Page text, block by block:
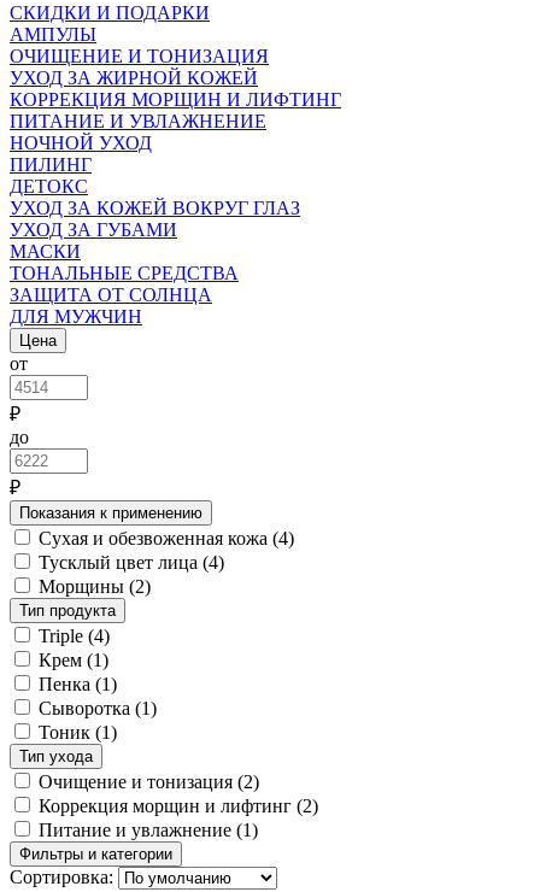
СКИДКИ И ПОДАРКИ
АМПУЛЫ
ОЧИЩЕНИЕ И ТОНИЗАЦИЯ
УХОД ЗА ЖИРНОЙ КОЖЕЙ
КОРРЕКЦИЯ МОРЩИН И ЛИФТИНГ
ПИТАНИЕ И УВЛАЖНЕНИЕ
НОЧНОЙ УХОД
ПИЛИНГ
ДЕТОКС
УХОД ЗА КОЖЕЙ ВОКРУГ ГЛАЗ
УХОД ЗА ГУБАМИ
МАСКИ
ТОНАЛЬНЫЕ СРЕДСТВА
ЗАЩИТА ОТ СОЛНЦА
ДЛЯ МУЖЧИН
Цена
от
₽
до
₽
Показания к применению
Сухая и обезвоженная кожа (4)
Тусклый цвет лица (4)
Морщины (2)
Тип продукта
Triple (4)
Крем (1)
Пенка (1)
Сыворотка (1)
Тоник (1)
Тип ухода
Очищение и тонизация (2)
Коррекция морщин и лифтинг (2)
Питание и увлажнение (1)
Фильтры и категории
Сортировка: